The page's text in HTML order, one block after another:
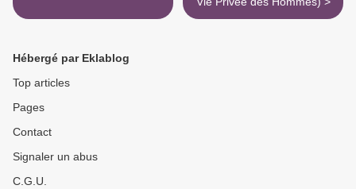
Hébergé par Eklablog
Top articles
Pages
Contact
Signaler un abus
C.G.U.